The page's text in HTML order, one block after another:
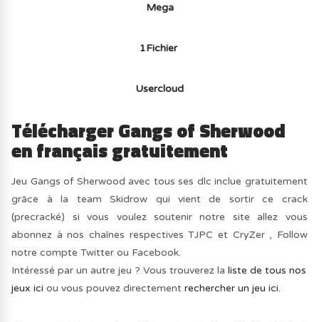
Mega
1Fichier
Usercloud
Télécharger Gangs of Sherwood
en français gratuitement
Jeu Gangs of Sherwood avec tous ses dlc inclue gratuitement
grâce à la team Skidrow qui vient de sortir ce crack
(precracké) si vous voulez soutenir notre site allez vous
abonnez à nos chaînes respectives TJPC et CryZer , Follow
notre compte Twitter ou Facebook.
Intéressé par un autre jeu ? Vous trouverez laliste de tous nos
jeux ici ou vous pouvez directementrechercher un jeu ici.